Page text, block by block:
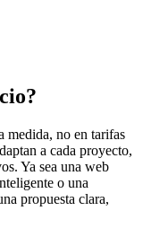
medida, no en tarifas
a cada proyecto,
Ya sea una web
o una
propuesta clara,